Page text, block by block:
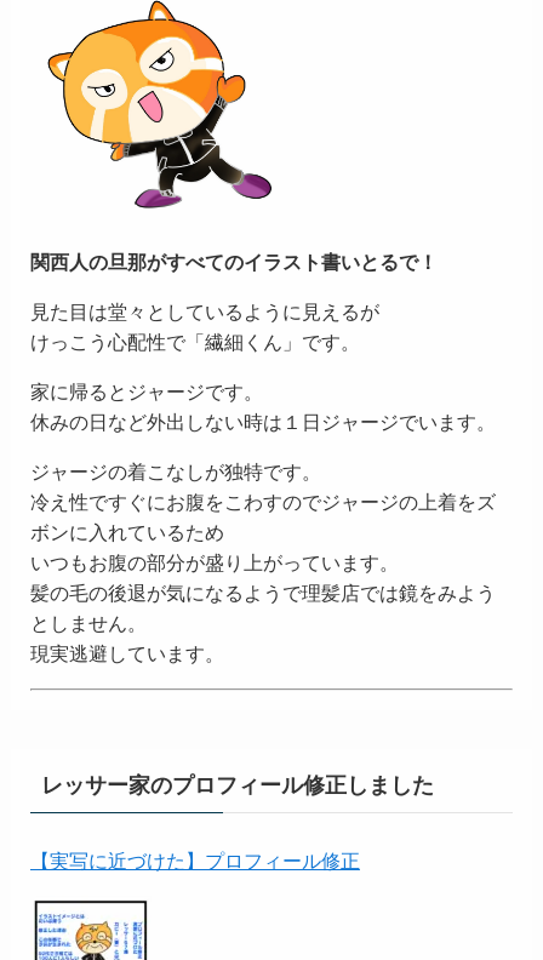
関西人の旦那がすべてのイラスト書いとるで！
見た目は堂々としているように見えるが
けっこう心配性で「繊細くん」です。
家に帰るとジャージです。
休みの日など外出しない時は１日ジャージでいます。
ジャージの着こなしが独特です。
冷え性ですぐにお腹をこわすのでジャージの上着をズ
ボンに入れているため
いつもお腹の部分が盛り上がっています。
髪の毛の後退が気になるようで理髪店では鏡をみよう
としません。
現実逃避しています。
レッサー家のプロフィール修正しました
【実写に近づけた】プロフィール修正